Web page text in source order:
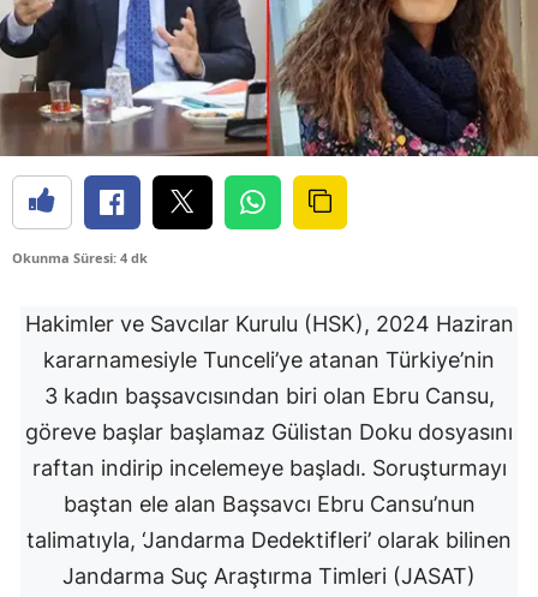
Okunma Süresi: 4 dk
Hakimler ve Savcılar Kurulu (HSK), 2024 Haziran
kararnamesiyle Tunceli’ye atanan Türkiye’nin
3 kadın başsavcısından biri olan Ebru Cansu,
göreve başlar başlamaz Gülistan Doku dosyasını
raftan indirip incelemeye başladı. Soruşturmayı
baştan ele alan Başsavcı Ebru Cansu’nun
talimatıyla, ‘Jandarma Dedektifleri’ olarak bilinen
Jandarma Suç Araştırma Timleri (JASAT)